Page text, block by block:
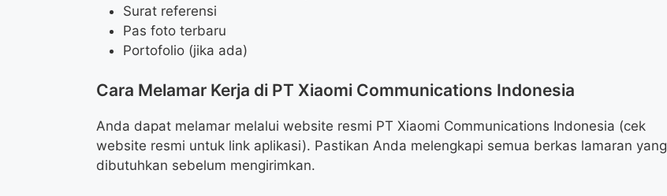
Surat referensi
Pas foto terbaru
Portofolio (jika ada)
Cara Melamar Kerja di PT Xiaomi Communications Indonesia
Anda dapat melamar melalui website resmi PT Xiaomi Communications Indonesia (cek
website resmi untuk link aplikasi). Pastikan Anda melengkapi semua berkas lamaran yang
dibutuhkan sebelum mengirimkan.